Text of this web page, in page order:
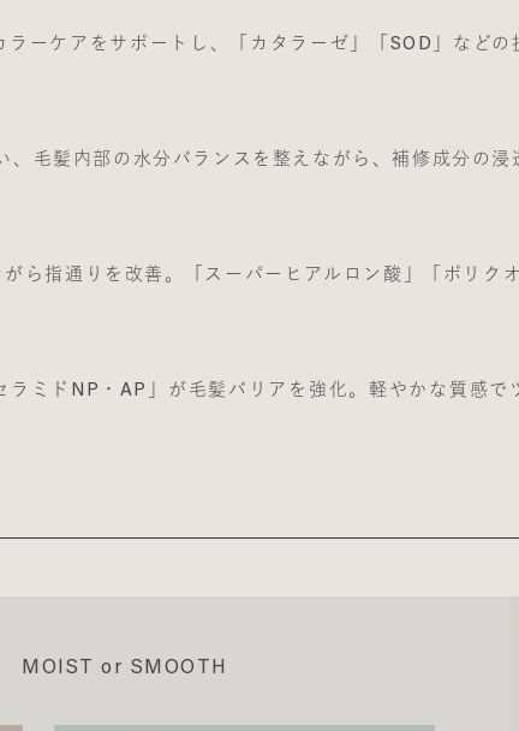
ーケアをサポートし、「カタラーゼ」「SOD」など
毛髪内部の水分バランスを整えながら、補修成分の
がら指通りを改善。「スーパーヒアルロン酸」「ポリ
ラミドNP・AP」が毛髪バリアを強化。軽やかな質感
MOIST or SMOOTH